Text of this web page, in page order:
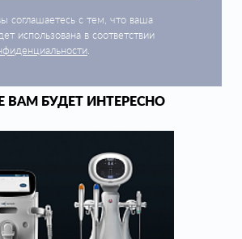
соглашаетесь с тем, что ваша
использована в соответствии
ВАМ БУДЕТ ИНТЕРЕСНО